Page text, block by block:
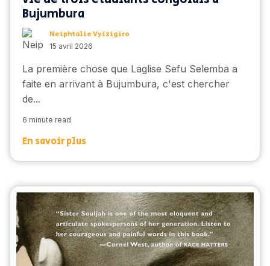
Bujumbura
Neiphtalie Vyizigiro
15 avril 2026
La première chose que Laglise Sefu Selemba a
faite en arrivant à Bujumbura, c'est chercher
de...
6 minute read
En savoir plus